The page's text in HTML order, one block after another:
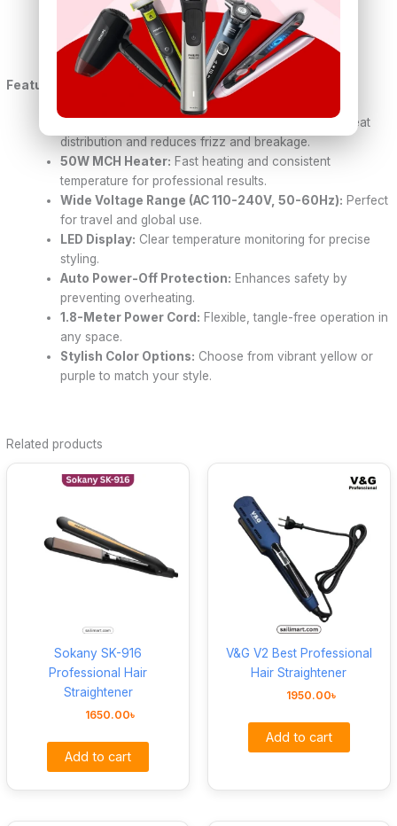
Power-Off Protection
Color Options:Yellow, Purple
Suitable for:Unisex
Features & Benefits:
Ceramic Coated Floating Plates:Ensures even heat
distribution and reduces frizz and breakage.
50W MCH Heater: Fast heating and consistent
temperature for professional results.
Wide Voltage Range (AC 110-240V, 50-60Hz): Perfect
for travel and global use.
LED Display: Clear temperature monitoring for precise
styling.
Auto Power-Off Protection: Enhances safety by
preventing overheating.
1.8-Meter Power Cord: Flexible, tangle-free operation in
any space.
Stylish Color Options: Choose from vibrant yellow or
purple to match your style.
Related products
Sokany SK-916
Professional Hair
Straightener
1650.00৳
Add to cart
V&G V2 Best Professional
Hair Straightener
1950.00৳
Add to cart